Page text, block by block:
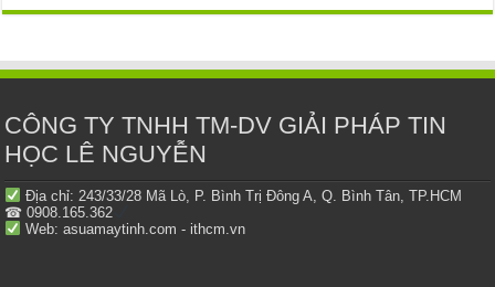
CÔNG TY TNHH TM-DV GIẢI PHÁP TIN
HỌC LÊ NGUYỄN
Địa chỉ: 243/33/28 Mã Lò, P. Bình Trị Đông A, Q. Bình Tân, TP.HCM
☎ 0908.165.362
Web: asuamaytinh.com - ithcm.vn